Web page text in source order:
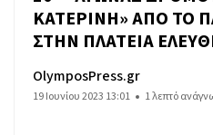
ΚΑΤΕΡΙΝΗ» ΑΠΟ ΤΟ
ΣΤΗΝ ΠΛΑΤΕΙΑ
OlymposPress.gr
19 Ιουνίου 2023 13:01 1 λεπτό